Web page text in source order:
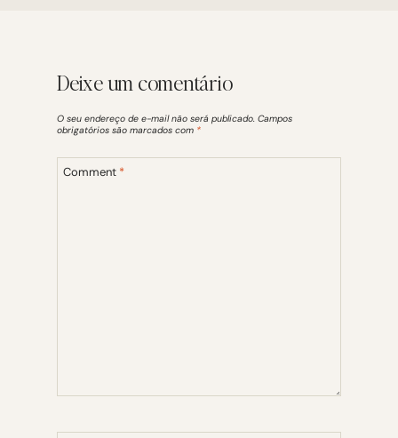
Deixe um comentário
O seu endereço de e-mail não será publicado. Campos
obrigatórios são marcados com *
Comment *